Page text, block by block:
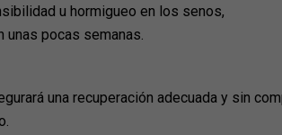
u hormigueo en los senos,
pocas semanas.
una recuperación adecuada y sin